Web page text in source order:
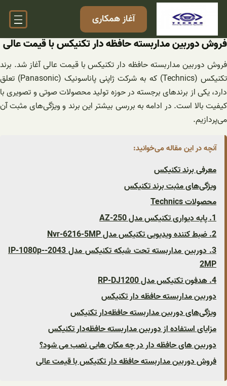
رفتن
آغاز همکاری
فروش دوربین مداربسته حافظه دار تکنیکس با قیمت عالی
فروش دوربین مداربسته حافظه دار تکنیکس با قیمت عالی آغاز شد. برند
تکنیکس (Technics) که به شرکت ژاپنی پاناسونیک (Panasonic) تعلق
دارد، یکی از برندهای برجسته در حوزه تولید محصولات صوتی و تصویری با
کیفیت بالا است. در ادامه به بررسی بیشتر این برند و ویژگی‌های مثبت آن
می‌پردازیم.
آنچه در این مقاله می‌خوانید:
معرفی برند تکنیکس
ویژگی‌های مثبت برند تکنیکس
محصولات Technics
1. پایه دیواری تکنیکس مدل AZ-250
2. ضبط کننده ویدیویی تکنیکس مدل Nvr-6216-5MP
3. دوربین مداربسته تحت شبکه تکنیکس مدل 2043-IP-1080p-
2MP
4. هدفون تکنیکس مدل RP-DJ1200
دوربین مداربسته حافظه دار تکنیکس
ویژگی‌های دوربین مداربسته حافظه‌دار تکنیکس
مزایای استفاده از دوربین مداربسته حافظه‌دار تکنیکس
دوربین های حافظه دار در چه مکان هایی نصب می شود؟
فروش دوربین مداربسته حافظه دار تکنیکس با قیمت عالی